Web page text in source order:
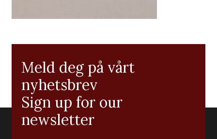
Meld deg på vårt
nyhetsbrev
Sign up for our
newsletter